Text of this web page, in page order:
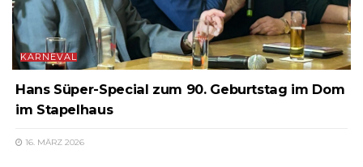
KARNEVAL
Hans Süper-Special zum 90. Geburtstag im Dom
im Stapelhaus
16. MÄRZ 2026